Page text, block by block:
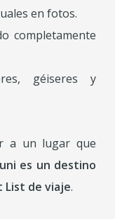
en fotos.
completamente
géiseres y
a un lugar que
es un destino
List de viaje.